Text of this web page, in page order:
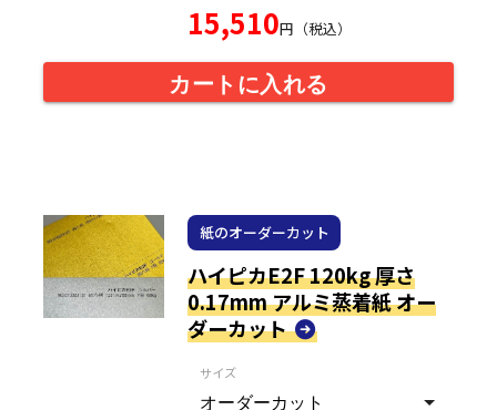
15,510円（税込）
カートに入れる
紙のオーダーカット
ハイピカE2F 120kg 厚さ
0.17mm アルミ蒸着紙 オー
ダーカット
サイズ